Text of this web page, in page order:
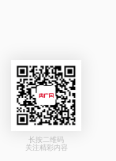
长按二维码
关注精彩内容